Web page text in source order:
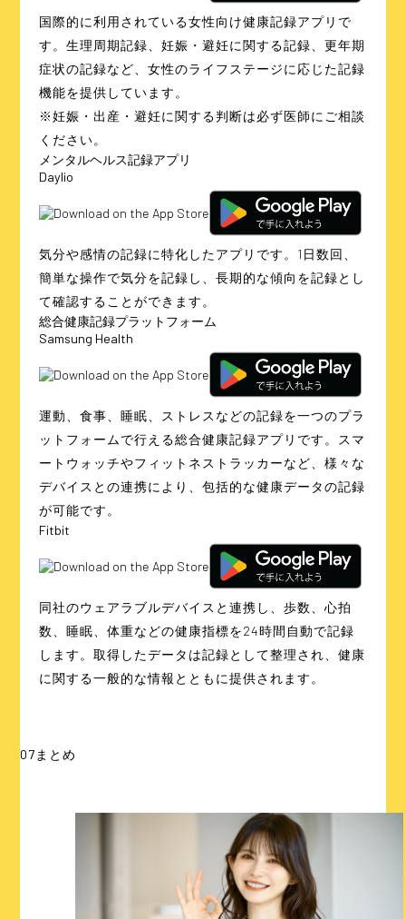
国際的に利用されている女性向け健康記録アプリで
す。生理周期記録、妊娠・避妊に関する記録、更年期
症状の記録など、女性のライフステージに応じた記録
機能を提供しています。
※妊娠・出産・避妊に関する判断は必ず医師にご相談
ください。
メンタルヘルス記録アプリ
Daylio
気分や感情の記録に特化したアプリです。1日数回、
簡単な操作で気分を記録し、長期的な傾向を記録とし
て確認することができます。
総合健康記録プラットフォーム
Samsung Health
運動、食事、睡眠、ストレスなどの記録を一つのプラ
ットフォームで行える総合健康記録アプリです。スマ
ートウォッチやフィットネストラッカーなど、様々な
デバイスとの連携により、包括的な健康データの記録
が可能です。
Fitbit
同社のウェアラブルデバイスと連携し、歩数、心拍
数、睡眠、体重などの健康指標を24時間自動で記録
します。取得したデータは記録として整理され、健康
に関する一般的な情報とともに提供されます。
07 まとめ